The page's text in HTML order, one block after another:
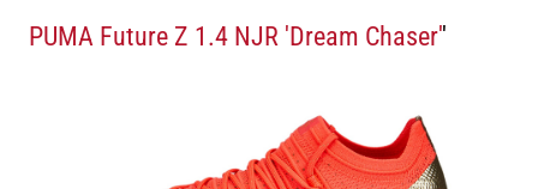
PUMA Future Z 1.4 NJR 'Dream Chaser''